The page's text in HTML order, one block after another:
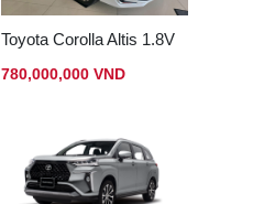
Toyota Corolla Altis 1.8V
780,000,000 VND